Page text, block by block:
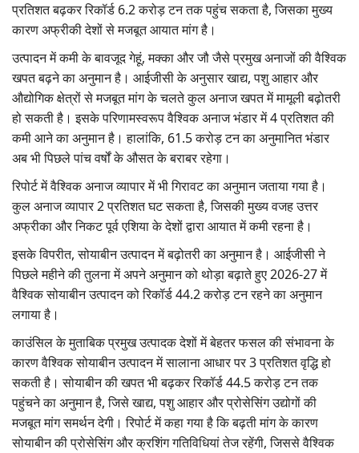
प्रतिशत बढ़कर रिकॉर्ड 6.2 करोड़ टन तक पहुंच सकता है, जिसका मुख्य
कारण अफ्रीकी देशों से मजबूत आयात मांग है।
उत्पादन में कमी के बावजूद गेहूं, मक्का और जौ जैसे प्रमुख अनाजों की वैश्विक
खपत बढ़ने का अनुमान है। आईजीसी के अनुसार खाद्य, पशु आहार और
औद्योगिक क्षेत्रों से मजबूत मांग के चलते कुल अनाज खपत में मामूली बढ़ोतरी
हो सकती है। इसके परिणामस्वरूप वैश्विक अनाज भंडार में 4 प्रतिशत की
कमी आने का अनुमान है। हालांकि, 61.5 करोड़ टन का अनुमानित भंडार
अब भी पिछले पांच वर्षों के औसत के बराबर रहेगा।
रिपोर्ट में वैश्विक अनाज व्यापार में भी गिरावट का अनुमान जताया गया है।
कुल अनाज व्यापार 2 प्रतिशत घट सकता है, जिसकी मुख्य वजह उत्तर
अफ्रीका और निकट पूर्व एशिया के देशों द्वारा आयात में कमी रहना है।
इसके विपरीत, सोयाबीन उत्पादन में बढ़ोतरी का अनुमान है। आईजीसी ने
पिछले महीने की तुलना में अपने अनुमान को थोड़ा बढ़ाते हुए 2026-27 में
वैश्विक सोयाबीन उत्पादन को रिकॉर्ड 44.2 करोड़ टन रहने का अनुमान
लगाया है।
काउंसिल के मुताबिक प्रमुख उत्पादक देशों में बेहतर फसल की संभावना के
कारण वैश्विक सोयाबीन उत्पादन में सालाना आधार पर 3 प्रतिशत वृद्धि हो
सकती है। सोयाबीन की खपत भी बढ़कर रिकॉर्ड 44.5 करोड़ टन तक
पहुंचने का अनुमान है, जिसे खाद्य, पशु आहार और प्रोसेसिंग उद्योगों की
मजबूत मांग समर्थन देगी। रिपोर्ट में कहा गया है कि बढ़ती मांग के कारण
सोयाबीन की प्रोसेसिंग और क्रशिंग गतिविधियां तेज रहेंगी, जिससे वैश्विक